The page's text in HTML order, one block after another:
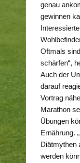
genau
gewinnen
Oftmals
schärfen“,
Auch der
darauf
Vortrag
Marathon
Übungen
Ernährung.
Diätmythen
werden